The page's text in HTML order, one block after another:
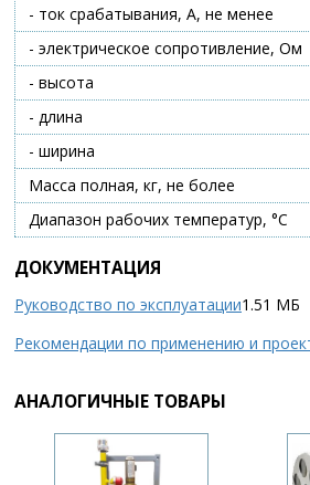
- ток срабатывания, А, не менее
- электрическое сопротивление, Ом
- высота
- длина
- ширина
Масса полная, кг, не более
Диапазон рабочих температур, °С
ДОКУМЕНТАЦИЯ
Руководство по эксплуатации1.51 МБ
Рекомендации по применению и
АНАЛОГИЧНЫЕ ТОВАРЫ